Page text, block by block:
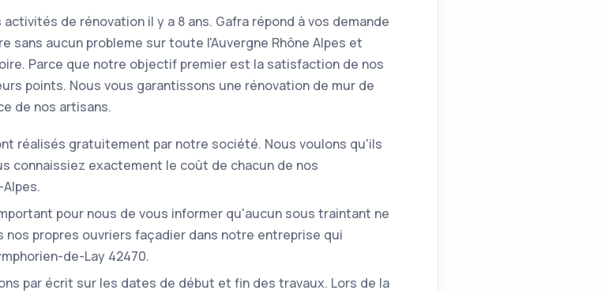
de rénovation il y a 8 ans. Gafra répond à vos demande
sans aucun probleme sur toute l'Auvergne Rhône Alpes et
Parce que notre objectif premier est la satisfaction de nos
points. Nous vous garantissons une rénovation de mur de
de nos artisans.
réalisés gratuitement par notre société. Nous voulons qu'ils
connaissiez exactement le coût de chacun de nos
pour nous de vous informer qu'aucun sous traintant ne
nos propres ouvriers façadier dans notre entreprise qui
de-Lay 42470.
par écrit sur les dates de début et fin des travaux. Lors de la